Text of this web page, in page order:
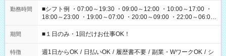
勤務時間
■シフト例 ・07:00～19:30 ・09:00～12:00 ・10:00～17:00 ・
18:00～23:00 ・19:00～07:00 ・20:00～09:00 ・22:00～06:00
etc ★最短で3時間で5,120円のお仕事から 15時間で2万円近く稼
げるお仕事も！ ご希望のお時間に合わせてご紹介！ ※シフトは
ください！
期間 ■１日のみ・1回だけお仕事OK！
特徴 週1日からOK / 日払いOK / 履歴書不要 / 副業・WワークOK / シ